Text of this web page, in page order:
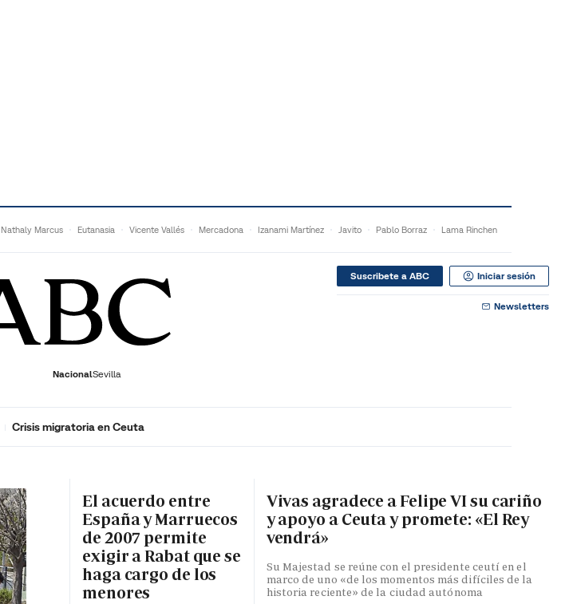
Nathaly Marcus Eutanasia Vicente Vallés Mercadona Izanami Martínez Javito Pablo Borraz Lama Rinchen
NacionalSevilla
Suscribete a ABC Iniciar sesión
Newsletters
SOCIEDADCULTURAGENTEPLAY
Crisis migratoria en Ceuta
El acuerdo entre
España y Marruecos
de 2007 permite
exigir a Rabat que se
haga cargo de los
menores
Vivas agradece a Felipe VI su cariño
y apoyo a Ceuta y promete: «El Rey
vendrá»
Su Majestad se reúne con el presidente ceutí en el
marco de uno «de los momentos más difíciles de la
historia reciente» de la ciudad autónoma